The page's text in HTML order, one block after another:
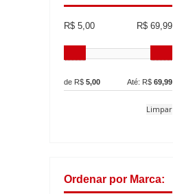
R$ 5,00 R$ 69,99
de R$ 5,00 Até: R$ 69,99
Limpar
Ordenar por Marca: